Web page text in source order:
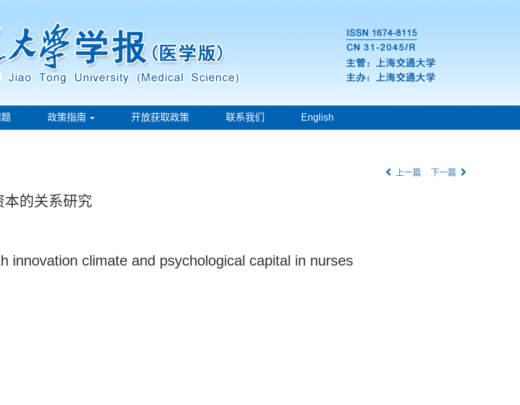
政策指南 开放获取政策 联系我们 English
上一篇 下一篇
的关系研究
innovation climate and psychological capital in nurses